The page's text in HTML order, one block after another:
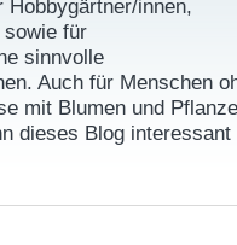
Hobbygärtner/innen,
sowie für
sinnvolle
Auch für Menschen
mit Blumen und
dieses Blog interessant